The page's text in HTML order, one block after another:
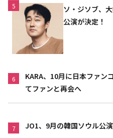
5
ソ・ジソブ、
公演が決定！
6
KARA、10月に日本ファン
てファンと再会へ
7 JO1、9月の韓国ソウル公